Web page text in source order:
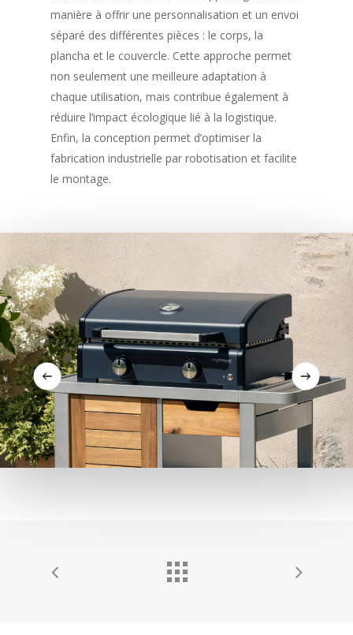
manière à offrir une personnalisation et un envoi
séparé des différentes pièces : le corps, la
plancha et le couvercle. Cette approche permet
non seulement une meilleure adaptation à
chaque utilisation, mais contribue également à
réduire l’impact écologique lié à la logistique.
Enfin, la conception permet d’optimiser la
fabrication industrielle par robotisation et facilite
le montage.